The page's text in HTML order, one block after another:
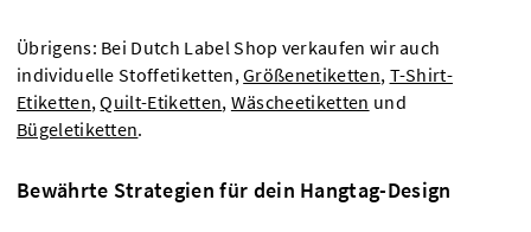
Übrigens: Bei Dutch Label Shop verkaufen wir auch
individuelle Stoffetiketten,Größenetiketten, T-Shirt-
Etiketten,Quilt-Etiketten, Wäscheetiketten und
Bügeletiketten.
Bewährte Strategien für dein Hangtag-Design